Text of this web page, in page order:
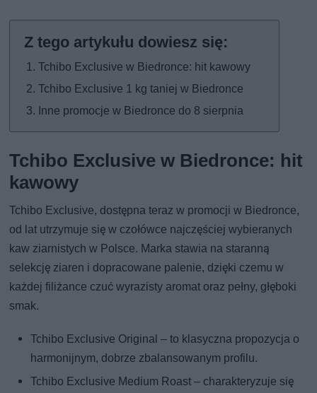
Tchibo Exclusive w Biedronce: hit kawowy
Tchibo Exclusive 1 kg taniej w Biedronce
Inne promocje w Biedronce do 8 sierpnia
Tchibo Exclusive w Biedronce: hit
kawowy
Tchibo Exclusive, dostępna teraz w promocji w Biedronce,
od lat utrzymuje się w czołówce najczęściej wybieranych
kaw ziarnistych w Polsce. Marka stawia na staranną
selekcję ziaren i dopracowane palenie, dzięki czemu w
każdej filiżance czuć wyrazisty aromat oraz pełny, głęboki
smak.
Tchibo Exclusive Original – to klasyczna propozycja o
harmonijnym, dobrze zbalansowanym profilu.
Tchibo Exclusive Medium Roast – charakteryzuje się